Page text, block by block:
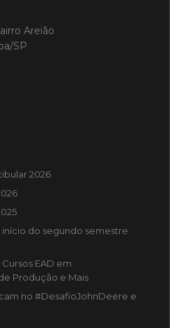
Areião
SP
2026
do segundo semestre
EAD em
Produção e Mais
no #DesafioJohnDeere e